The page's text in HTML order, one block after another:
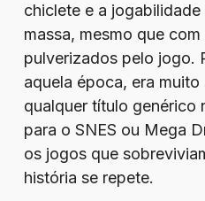
chiclete e a
massa, mesmo que
pulverizados pelo jogo.
aquela época, era
qualquer título genérico
para o SNES ou Mega
os jogos que
história se repete.